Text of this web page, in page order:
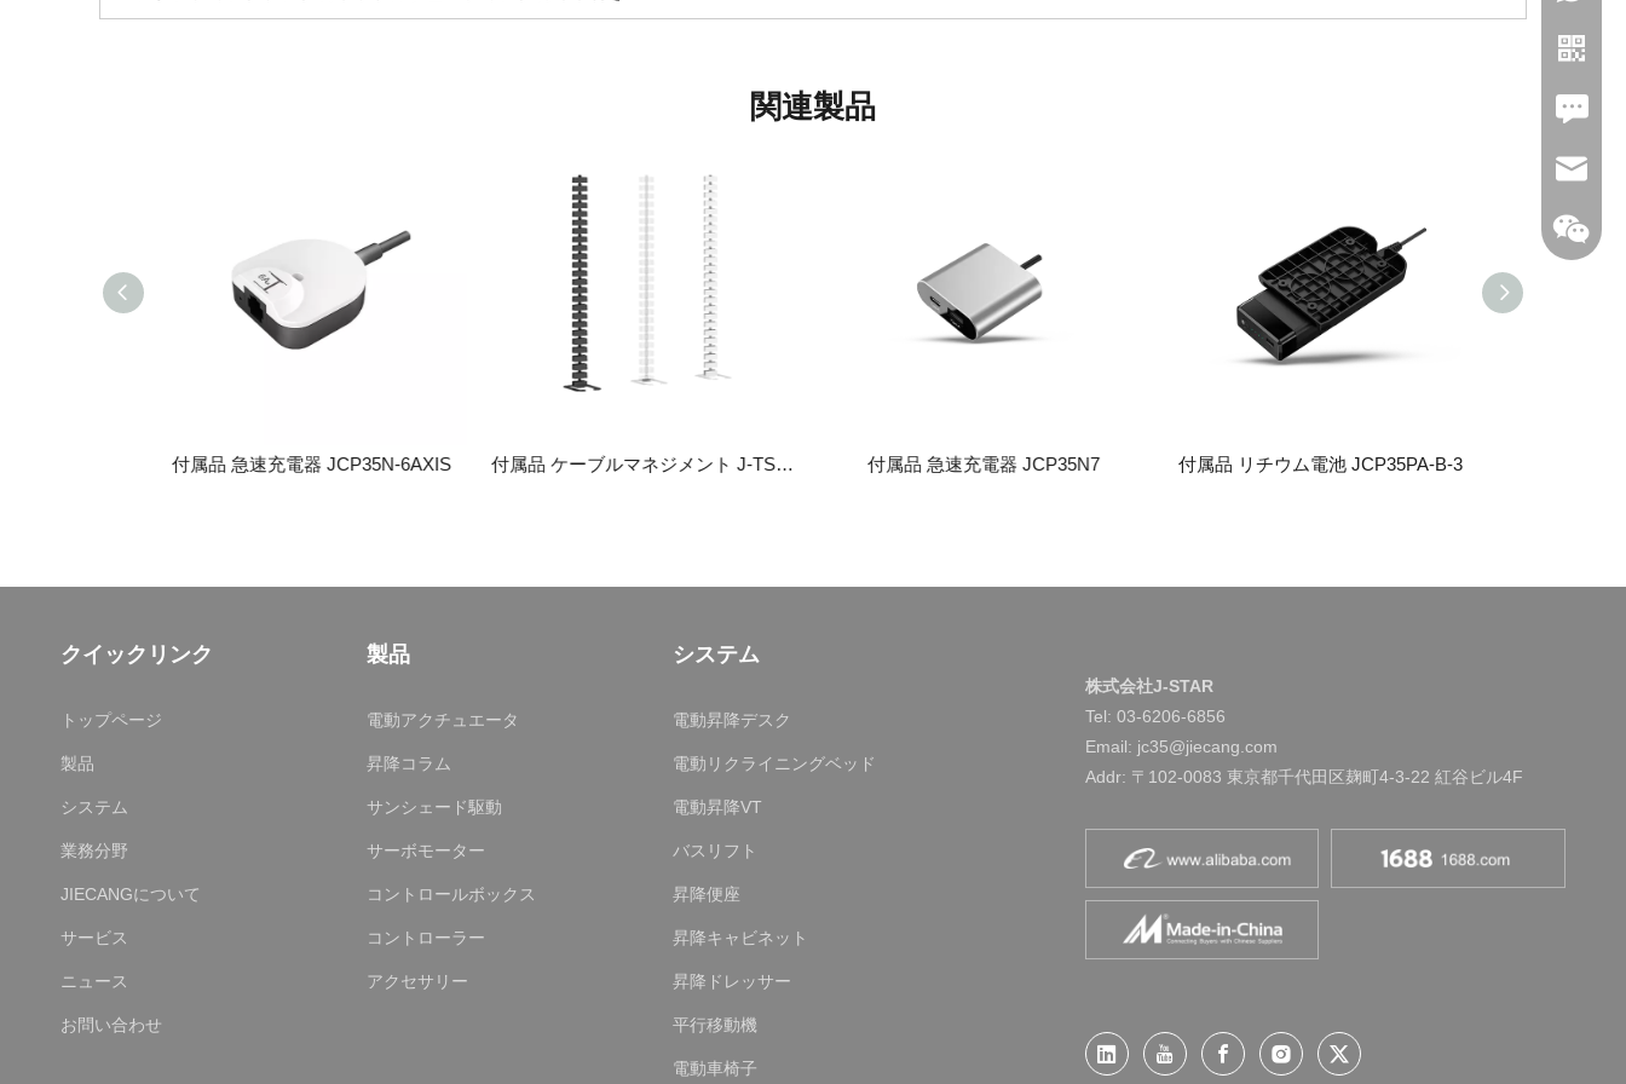
関連製品
付属品 急速充電器 JCP35N-6AXIS 付属品 ケーブルマネジメント J-TSXG01 付属品 急速充電器 JCP35N7 付属品 リチウム電池 JCP35PA-B-3
クイックリンク
トップページ
製品
システム
業務分野
JIECANGについて
サービス
ニュース
お問い合わせ
製品
電動アクチュエータ
昇降コラム
サンシェード駆動
サーボモーター
コントロールボックス
コントローラー
アクセサリー
Leave
システム
電動昇降デスク
電動リクライニングベッド
電動昇降VT
バスリフト
昇降便座
昇降キャビネット
昇降ドレッサー
平行移動機
電動車椅子
株式会社J-STAR
Tel: 03-6206-6856
Email: jc35@jiecang.com
Addr: 〒102-0083 東京都千代田区麹町4-3-22 紅谷ビル4F